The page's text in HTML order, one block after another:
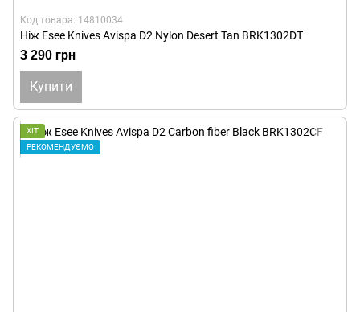
Код товара: 14810034
Ніж Esee Knives Avispa D2 Nylon Desert Tan BRK1302DT
3 290 грн
Купити
ХІТ
РЕКОМЕНДУЄМО